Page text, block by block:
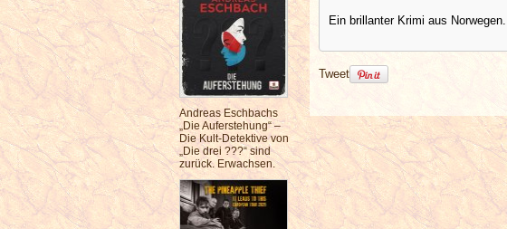
Andreas Eschbachs
„Die Auferstehung“ –
Die Kult-Detektive von
„Die drei ???“ sind
zurück. Erwachsen.
Ein brillanter Krimi aus Norwegen.
Tweet